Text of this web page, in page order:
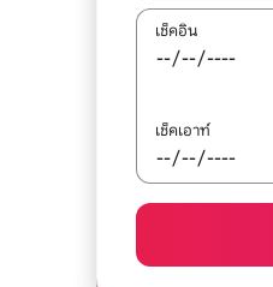
เช็คอิน
เช็คเอาท์